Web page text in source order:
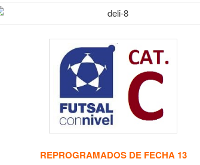
REPROGRAMADOS DE FECHA 13